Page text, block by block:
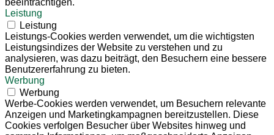
Leistung
Leistung
Leistungs-Cookies werden verwendet, um die wichtigsten
Leistungsindizes der Website zu verstehen und zu
analysieren, was dazu beiträgt, den Besuchern eine bessere
Benutzererfahrung zu bieten.
Werbung
Werbung
Werbe-Cookies werden verwendet, um Besuchern relevante
Anzeigen und Marketingkampagnen bereitzustellen. Diese
Cookies verfolgen Besucher über Websites hinweg und